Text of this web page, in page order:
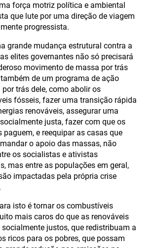
força motriz política e ambiental
que lute por uma direção de viagem
progressista.
grande mudança estrutural contra a
elites governantes não só precisará
movimento de massa por trás
de um programa de ação
trás dele, como abolir os
fósseis, fazer uma transição rápida
renováveis, assegurar uma
justa, fazer com que os
paguem, e reequipar as casas que
o apoio das massas, não
os socialistas e ativistas
mas entre as populações em geral,
impactadas pela própria crise
isto é tornar os combustíveis
mais caros do que as renováveis
socialmente justos, que redistribuam a
ricos para os pobres, que possam